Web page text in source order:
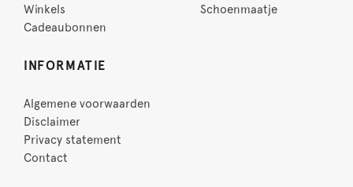
Winkels
Cadeaubonnen
Schoenmaatje
INFORMATIE
Algemene voorwaarden
Disclaimer
Privacy statement
Contact